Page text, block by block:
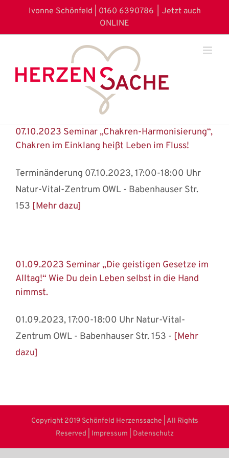
Ivonne Schönfeld | 0160 6390786
Jetzt auch
ONLINE
07.10.2023 Seminar „Chakren-Harmonisierung“,
Chakren im Einklang heißt Leben im Fluss!
Terminänderung 07.10.2023, 17:00-18:00 Uhr
Natur-Vital-Zentrum OWL - Babenhauser Str.
153 [Mehr dazu]
01.09.2023 Seminar „Die geistigen Gesetze im
Alltag!“ Wie Du dein Leben selbst in die Hand
nimmst.
01.09.2023, 17:00-18:00 Uhr Natur-Vital-
Zentrum OWL - Babenhauser Str. 153 - [Mehr
dazu]
Copyright 2019 Schönfeld Herzenssache | All Rights
Reserved | Impressum Datenschutz